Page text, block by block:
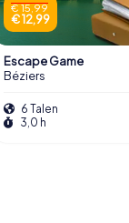
€ 15,99
€ 12,99
Escape Game
Béziers
6 Talen
3,0 h